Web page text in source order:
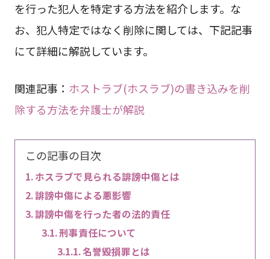
を行った犯人を特定する方法を紹介します。な
お、犯人特定ではなく削除に関しては、下記記事
にて詳細に解説しています。
関連記事： ホストラブ(ホスラブ)の書き込みを削
除する方法を弁護士が解説
この記事の目次
ホスラブで見られる誹謗中傷とは
誹謗中傷による悪影響
誹謗中傷を行った者の法的責任
刑事責任について
名誉毀損罪とは